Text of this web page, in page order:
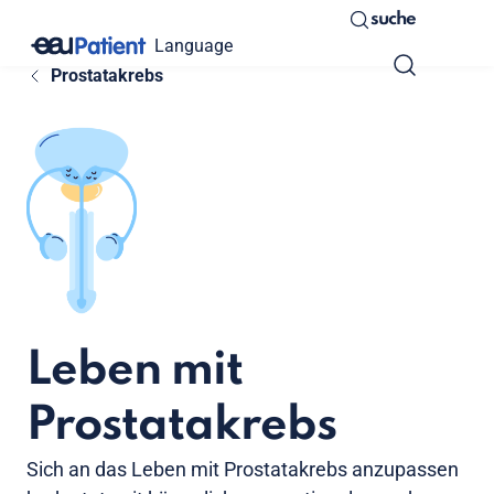
Language
suche
Prostatakrebs
Leben mit
Prostatakrebs
Sich an das Leben mit Prostatakrebs anzupassen